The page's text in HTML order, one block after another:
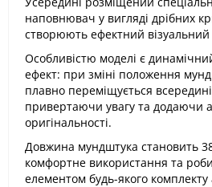
наповнювач у вигляді дрібних
створюють ефектний візуальний
Особливістю моделі є
ефект: при зміні положення
плавно переміщується
привертаючи увагу та додаючи
оригінальності.
Довжина мундштука становить
комфортне використання та
елементом будь-якого комплекту